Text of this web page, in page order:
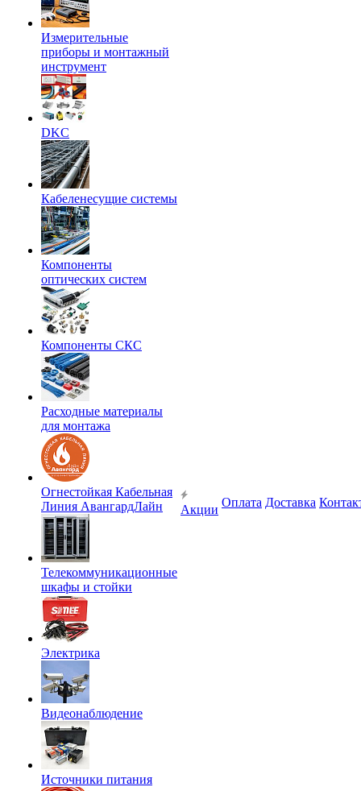
Измерительные
приборы и монтажный
инструмент
DKC
Кабеленесущие системы
Компоненты
оптических систем
Компоненты СКС
Расходные материалы
для монтажа
Огнестойкая Кабельная
Линия АвангардЛайн
Телекоммуникационные
шкафы и стойки
Электрика
Видеонаблюдение
Источники питания
Акции
Оплата Доставка